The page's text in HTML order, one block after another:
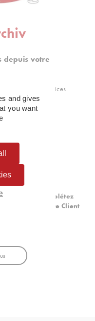
depuis votre
tous les services
utiliser ? Complétez
Gestionnaire Client
and gives
you want